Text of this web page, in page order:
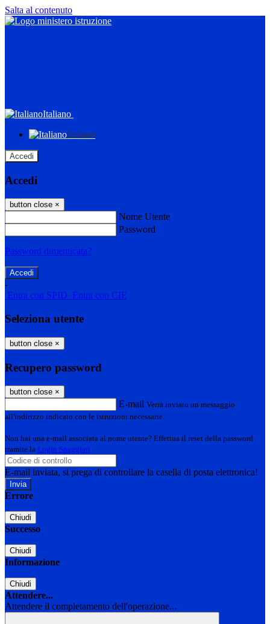
Salta al contenuto
Italiano
Italiano
Accedi
Accedi
button close ×
Nome Utente
Password
Password dimenticata?
-
Entra con SPID Entra con CIE
Seleziona utente
button close ×
Recupero password
button close ×
E-mail Verrà inviato un messaggio
all'indirizzo indicato con le istruzioni necessarie.
Non hai una e-mail associata al nome utente? Effettua il reset della password
tramite la Login Spaggiari
E-mail inviata, si prega di controllare la casella di posta elettronica!
Errore
Chiudi
Successo
Chiudi
Informazione
Chiudi
Attendere...
Attendere il completamento dell'operazione...